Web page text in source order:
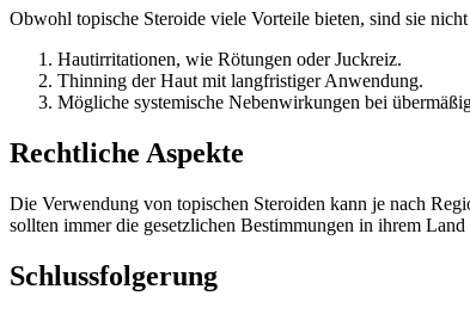
Obwohl topische Steroide viele Vorteile bieten, sind sie
Hautirritationen, wie Rötungen oder Juckreiz.
Thinning der Haut mit langfristiger Anwendung.
Mögliche systemische Nebenwirkungen bei
Rechtliche Aspekte
Die Verwendung von topischen Steroiden kann je nach
sollten immer die gesetzlichen Bestimmungen in ihrem
Schlussfolgerung